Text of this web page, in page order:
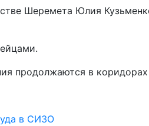
Шеремета Юлия
продолжаются в коридорах
в СИЗО